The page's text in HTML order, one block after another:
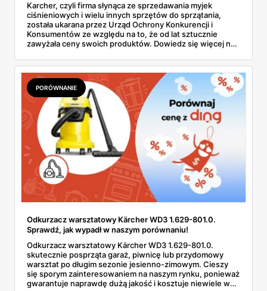
Karcher, czyli firma słynąca ze sprzedawania myjek
ciśnieniowych i wielu innych sprzętów do sprzątania,
została ukarana przez Urząd Ochrony Konkurencji i
Konsumentów ze względu na to, że od lat sztucznie
zawyżała ceny swoich produktów. Dowiedz się więcej na
PORÓWNANIE
Odkurzacz warsztatowy Kärcher WD3 1.629-801.0.
Sprawdź, jak wypadł w naszym porównaniu!
Odkurzacz warsztatowy Kärcher WD3 1.629-801.0.
skutecznie posprząta garaż, piwnicę lub przydomowy
warsztat po długim sezonie jesienno-zimowym. Cieszy
się sporym zainteresowaniem na naszym rynku, ponieważ
gwarantuje naprawdę dużą jakość i kosztuje niewiele w